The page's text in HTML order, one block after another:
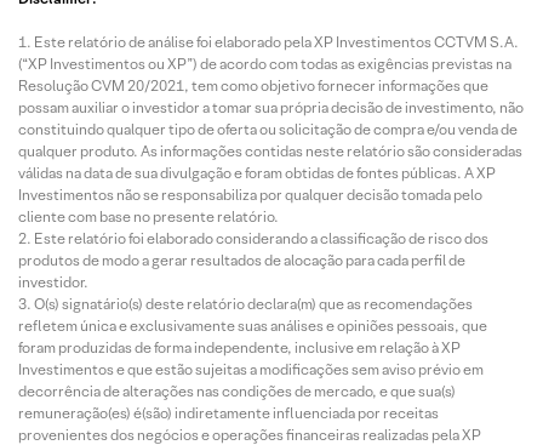
Este relatório de análise foi elaborado pela XP Investimentos CCTVM S.A.
(“XP Investimentos ou XP”) de acordo com todas as exigências previstas na
Resolução CVM 20/2021, tem como objetivo fornecer informações que
possam auxiliar o investidor a tomar sua própria decisão de investimento, não
constituindo qualquer tipo de oferta ou solicitação de compra e/ou venda de
qualquer produto. As informações contidas neste relatório são consideradas
válidas na data de sua divulgação e foram obtidas de fontes públicas. A XP
Investimentos não se responsabiliza por qualquer decisão tomada pelo
cliente com base no presente relatório.
Este relatório foi elaborado considerando a classificação de risco dos
produtos de modo a gerar resultados de alocação para cada perfil de
investidor.
O(s) signatário(s) deste relatório declara(m) que as recomendações
refletem única e exclusivamente suas análises e opiniões pessoais, que
foram produzidas de forma independente, inclusive em relação à XP
Investimentos e que estão sujeitas a modificações sem aviso prévio em
decorrência de alterações nas condições de mercado, e que sua(s)
remuneração(es) é(são) indiretamente influenciada por receitas
provenientes dos negócios e operações financeiras realizadas pela XP